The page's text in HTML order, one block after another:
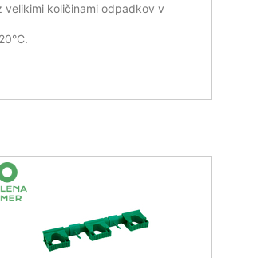
velikimi količinami odpadkov v